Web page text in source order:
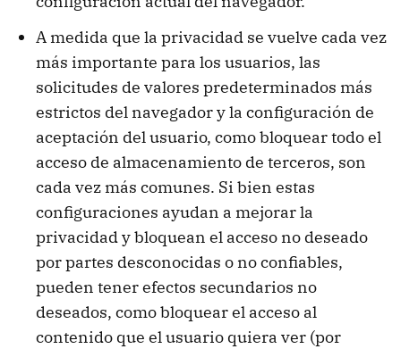
A medida que la privacidad se vuelve cada vez
más importante para los usuarios, las
solicitudes de valores predeterminados más
estrictos del navegador y la configuración de
aceptación del usuario, como bloquear todo el
acceso de almacenamiento de terceros, son
cada vez más comunes. Si bien estas
configuraciones ayudan a mejorar la
privacidad y bloquean el acceso no deseado
por partes desconocidas o no confiables,
pueden tener efectos secundarios no
deseados, como bloquear el acceso al
contenido que el usuario quiera ver (por